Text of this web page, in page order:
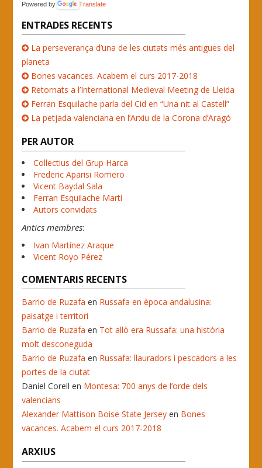
Powered by Translate
ENTRADES RECENTS
La perseverança d’una de les ciutats més antigues del
planeta
Bones vacances. Acabem el curs 2017-2018
Retornats a l’International Medieval Meeting de Lleida
Ferran Esquilache parla del Cid en “Una nit al Castell”
La petjada valenciana en l’Arxiu de la Corona d’Aragó
PER AUTOR
Col·lectius del Grup Harca
Frederic Aparisi Romero
Vicent Baydal Sala
Ferran Esquilache Martí
Autors convidats
Antics membres:
Ivan Martínez Araque
Vicent Royo Pérez
COMENTARIS RECENTS
Barrio de Ruzafa en Russafa en època andalusina:
paisatge i territori
Barrio de Ruzafa en Tot allò era Russafa: una història
molt desconeguda
Barrio de Ruzafa en Russafa: llauradors i pescadors a les
portes de la ciutat
Daniel Corell en Montesa: 700 anys de l’orde dels
valencians
Alexander Mattison Boise State Jersey en Bones
vacances. Acabem el curs 2017-2018
ARXIUS